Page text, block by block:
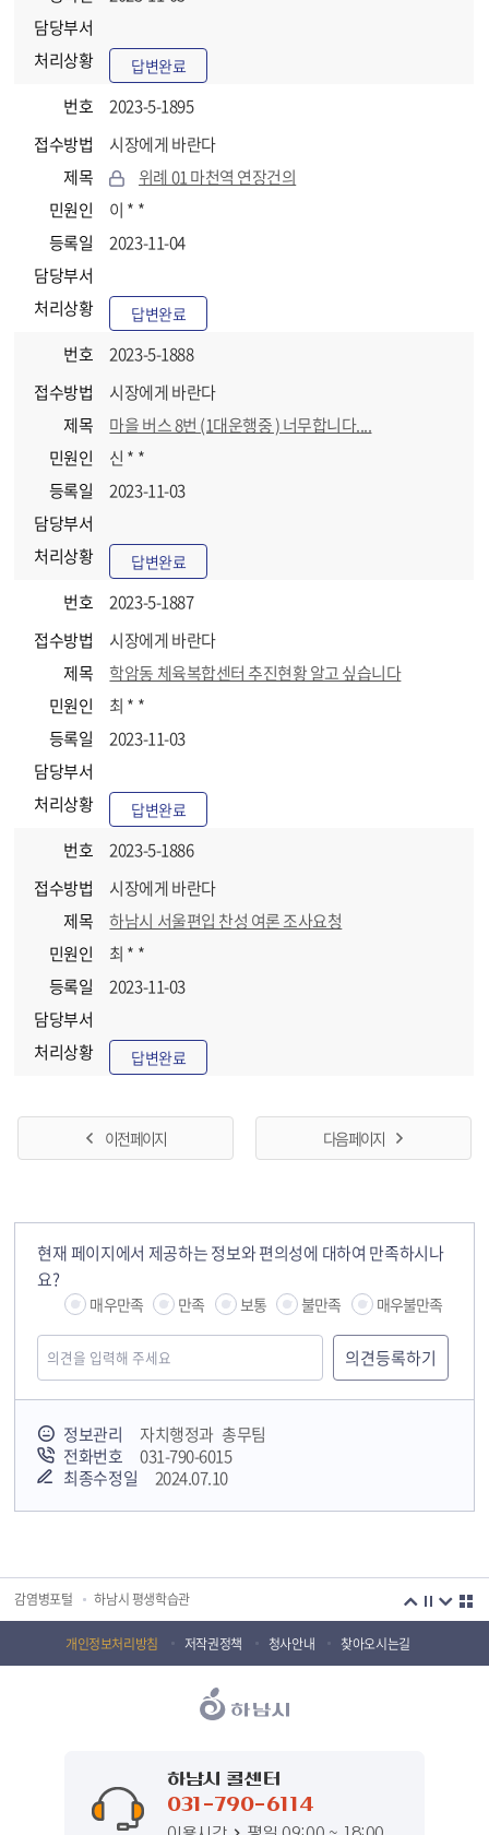
담당부서
처리상황
답변완료
번호
2023-5-1895
접수방법
시장에게 바란다
제목
위례 01 마천역 연장건의
민원인
이 * *
등록일
2023-11-04
담당부서
처리상황
답변완료
번호
2023-5-1888
접수방법
시장에게 바란다
제목
마을 버스 8번 (1대운행중 ) 너무합니다....
민원인
신 * *
등록일
2023-11-03
담당부서
처리상황
답변완료
번호
2023-5-1887
접수방법
시장에게 바란다
제목
학암동 체육복합센터 추진현황 알고 싶습니다
민원인
최 * *
등록일
2023-11-03
담당부서
처리상황
답변완료
번호
2023-5-1886
접수방법
시장에게 바란다
제목
하남시 서울편입 찬성 여론 조사요청
민원인
최 * *
등록일
2023-11-03
담당부서
처리상황
답변완료
이전 페이지 다음 페이지
현재 페이지에서 제공하는 정보와 편의성에 대하여 만족하시나
요?
매우만족 만족 보통 불만족 매우불만족
정보관리
자치행정과 총무팀
전화번호
031-790-6015
최종수정일
2024.07.10
국민안전교육플랫폼
감염병포털 하남시 평생학습관
하남혁신교육지구 huic 하남도시공사
하남문화재단 하남역사박물관
하남시정신건강복지센터
(재)하남시자원봉사센터 하남시환경교육센터
개인정보처리방침 저작권정책 청사안내 찾아오시는길
하남시 콜센터
031-790-6114